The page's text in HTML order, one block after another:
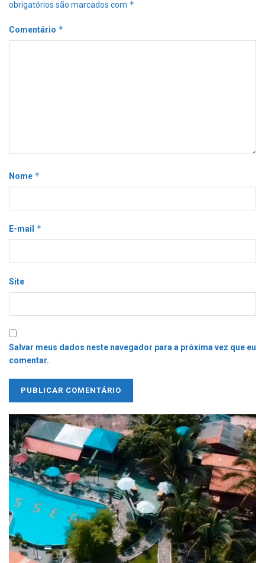
obrigatórios são marcados com *
Comentário *
Nome *
E-mail *
Site
Salvar meus dados neste navegador para a próxima vez que eu
comentar.
Tocador
de
vídeo